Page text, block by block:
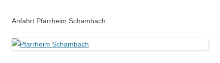
Anfahrt Pfarrheim Schambach